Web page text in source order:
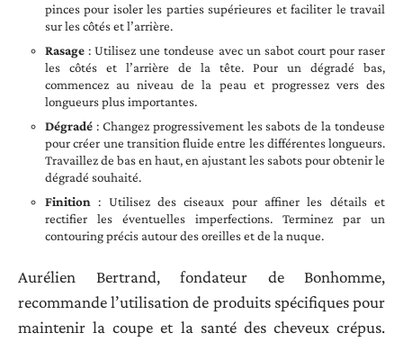
pinces pour isoler les parties supérieures et faciliter le travail
sur les côtés et l’arrière.
Rasage : Utilisez une tondeuse avec un sabot court pour raser
les côtés et l’arrière de la tête. Pour un dégradé bas,
commencez au niveau de la peau et progressez vers des
longueurs plus importantes.
Dégradé : Changez progressivement les sabots de la tondeuse
pour créer une transition fluide entre les différentes longueurs.
Travaillez de bas en haut, en ajustant les sabots pour obtenir le
dégradé souhaité.
Finition : Utilisez des ciseaux pour affiner les détails et
rectifier les éventuelles imperfections. Terminez par un
contouring précis autour des oreilles et de la nuque.
Aurélien Bertrand, fondateur de Bonhomme,
recommande l’utilisation de produits spécifiques pour
maintenir la coupe et la santé des cheveux crépus.